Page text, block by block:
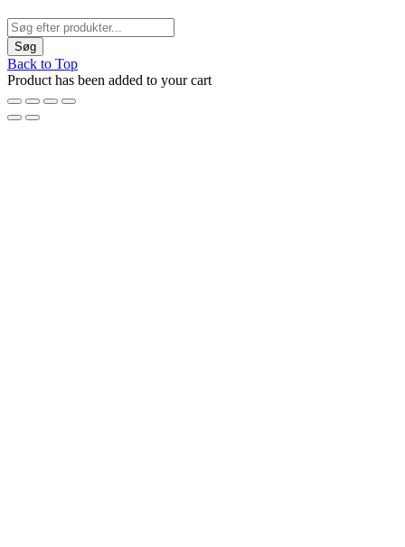
Back to Top
Product has been added to your cart